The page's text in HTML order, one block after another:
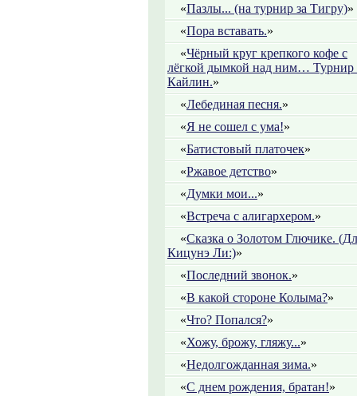
«Пазлы... (на турнир за Тигру)»
«Пора вставать.»
«Чёрный круг крепкого кофе с
лёгкой дымкой над ним… Турнир
Кайлин.»
«Лебединая песня.»
«Я не сошел с ума!»
«Батистовый платочек»
«Ржавое детство»
«Думки мои...»
«Встреча с алигархером.»
«Сказка о Золотом Глючике.
Кицунэ Ли:)»
«Последний звонок.»
«В какой стороне Колыма?»
«Что? Попался?»
«Хожу, брожу, гляжу...»
«Недолгожданная зима.»
«С днем рождения, братан!»